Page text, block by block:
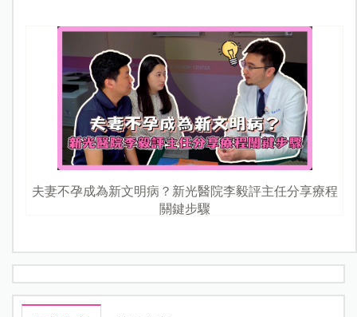
夫妻不孕成為新文明病？新光醫院李毅評主任分享療程
關鍵步驟